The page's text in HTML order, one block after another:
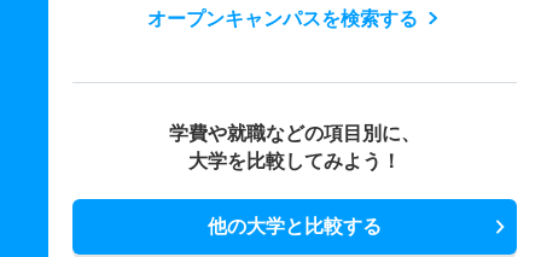
オープンキャンパスを検索する
学費や就職などの項目別に、
大学を比較してみよう！
他の大学と比較する